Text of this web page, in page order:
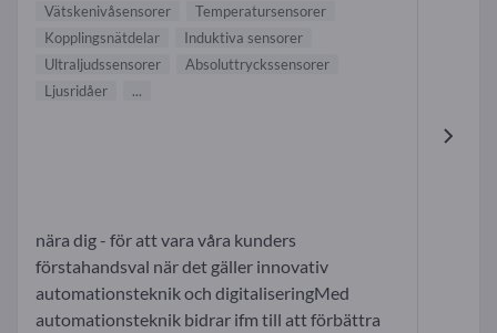
Vätskenivåsensorer
Temperatursensorer
Kopplingsnätdelar
Induktiva sensorer
Ultraljudssensorer
Absoluttryckssensorer
Ljusridåer
...
nära dig - för att vara våra kunders
förstahandsval när det gäller innovativ
automationsteknik och digitaliseringMed
automationsteknik bidrar ifm till att förbättra